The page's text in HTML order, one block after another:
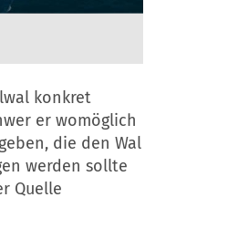
konkret
er womöglich
die den Wal
werden sollte
Quelle